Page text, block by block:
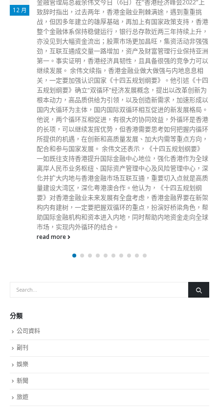
12 月
金融管理局总裁余伟文今日（6日）在“香港经济峰会2022”上
致辞时指出，过去两年，香港金融业荆棘满途，遇到重重挑
战，但因多年建立的雄厚基础，再加上有国家政策支持，香港
整个金融体系保持稳健运行，银行总存款近两三年持续上升，
亦没见到大幅资金流出；股票市场更加昌旺，集资活动非强强
劲，互联互通成交量一路增加，资产及财富管理行业保持亚洲
第一。事实证明，香港经济具韧性，且具备很强的竞争力可以
继续发展。 余伟文续指，香港金融业做大做强与内地息息相
关，一定要加强认识国家《十四五规划纲要》。他引述《十四
五规划纲要》确立“双循环”经济发展概念，提出以改革创新为
根本动力，高品质供给为引领，以及创造新需求，加速形成以
国内大循环为主体，国内国际双循环相互促进的新发展格局。
他说，两个循环互相促进，有很大的协同效益，外循环是香港
的长项，可以继续发挥优势，但香港需要思考如何把握内循环
所提供的机遇，在创新和高质量发展、加大内需等重点方向，
配合和参与国家发展。 余伟文还表示，《十四五规划纲要》
一如既往支持香港提升国际金融中心地位，强化香港作为全球
离岸人民币业务枢纽、国际资产管理中心及风险管理中心，深
化并扩大内地与香港金融市场互联互通，重要切入点就是高质
量建设大湾区，深化粤港澳合作。他认为，《十四五规划纲
要》对香港金融业未来发展有全盘考虑，香港金融界要在新架
构内有建树，一定要把握双循环的重点，扮演好桥梁角色，帮
助国际金融机构和资本进入内地，同时帮助内地资金走向全球
市场，实现内外循环的结合。
read more
分類
公司資料
副刊
娛樂
新聞
旅遊